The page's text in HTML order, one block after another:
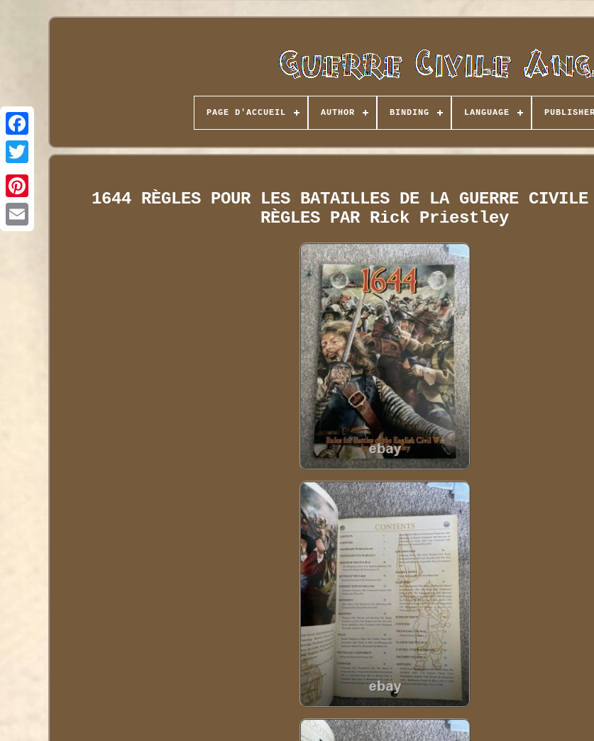
PAGE D'ACCUEIL AUTHOR BINDING LANGUAGE PUBLISHER
1644 RÈGLES POUR LES BATAILLES DE LA GUERRE CIVILE
RÈGLES PAR Rick Priestley